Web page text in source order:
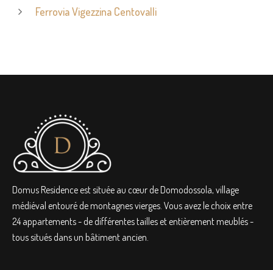
Ferrovia Vigezzina Centovalli
Domus Residence est située au cœur de Domodossola, village
médiéval entouré de montagnes vierges. Vous avez le choix entre
24 appartements - de différentes tailles et entièrement meublés -
tous situés dans un bâtiment ancien.